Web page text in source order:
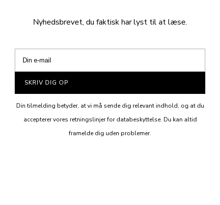
Nyhedsbrevet, du faktisk har lyst til at læse.
SKRIV DIG OP
Din tilmelding betyder, at vi må sende dig relevant indhold, og at du
accepterer vores retningslinjer for databeskyttelse. Du kan altid
framelde dig uden problemer.